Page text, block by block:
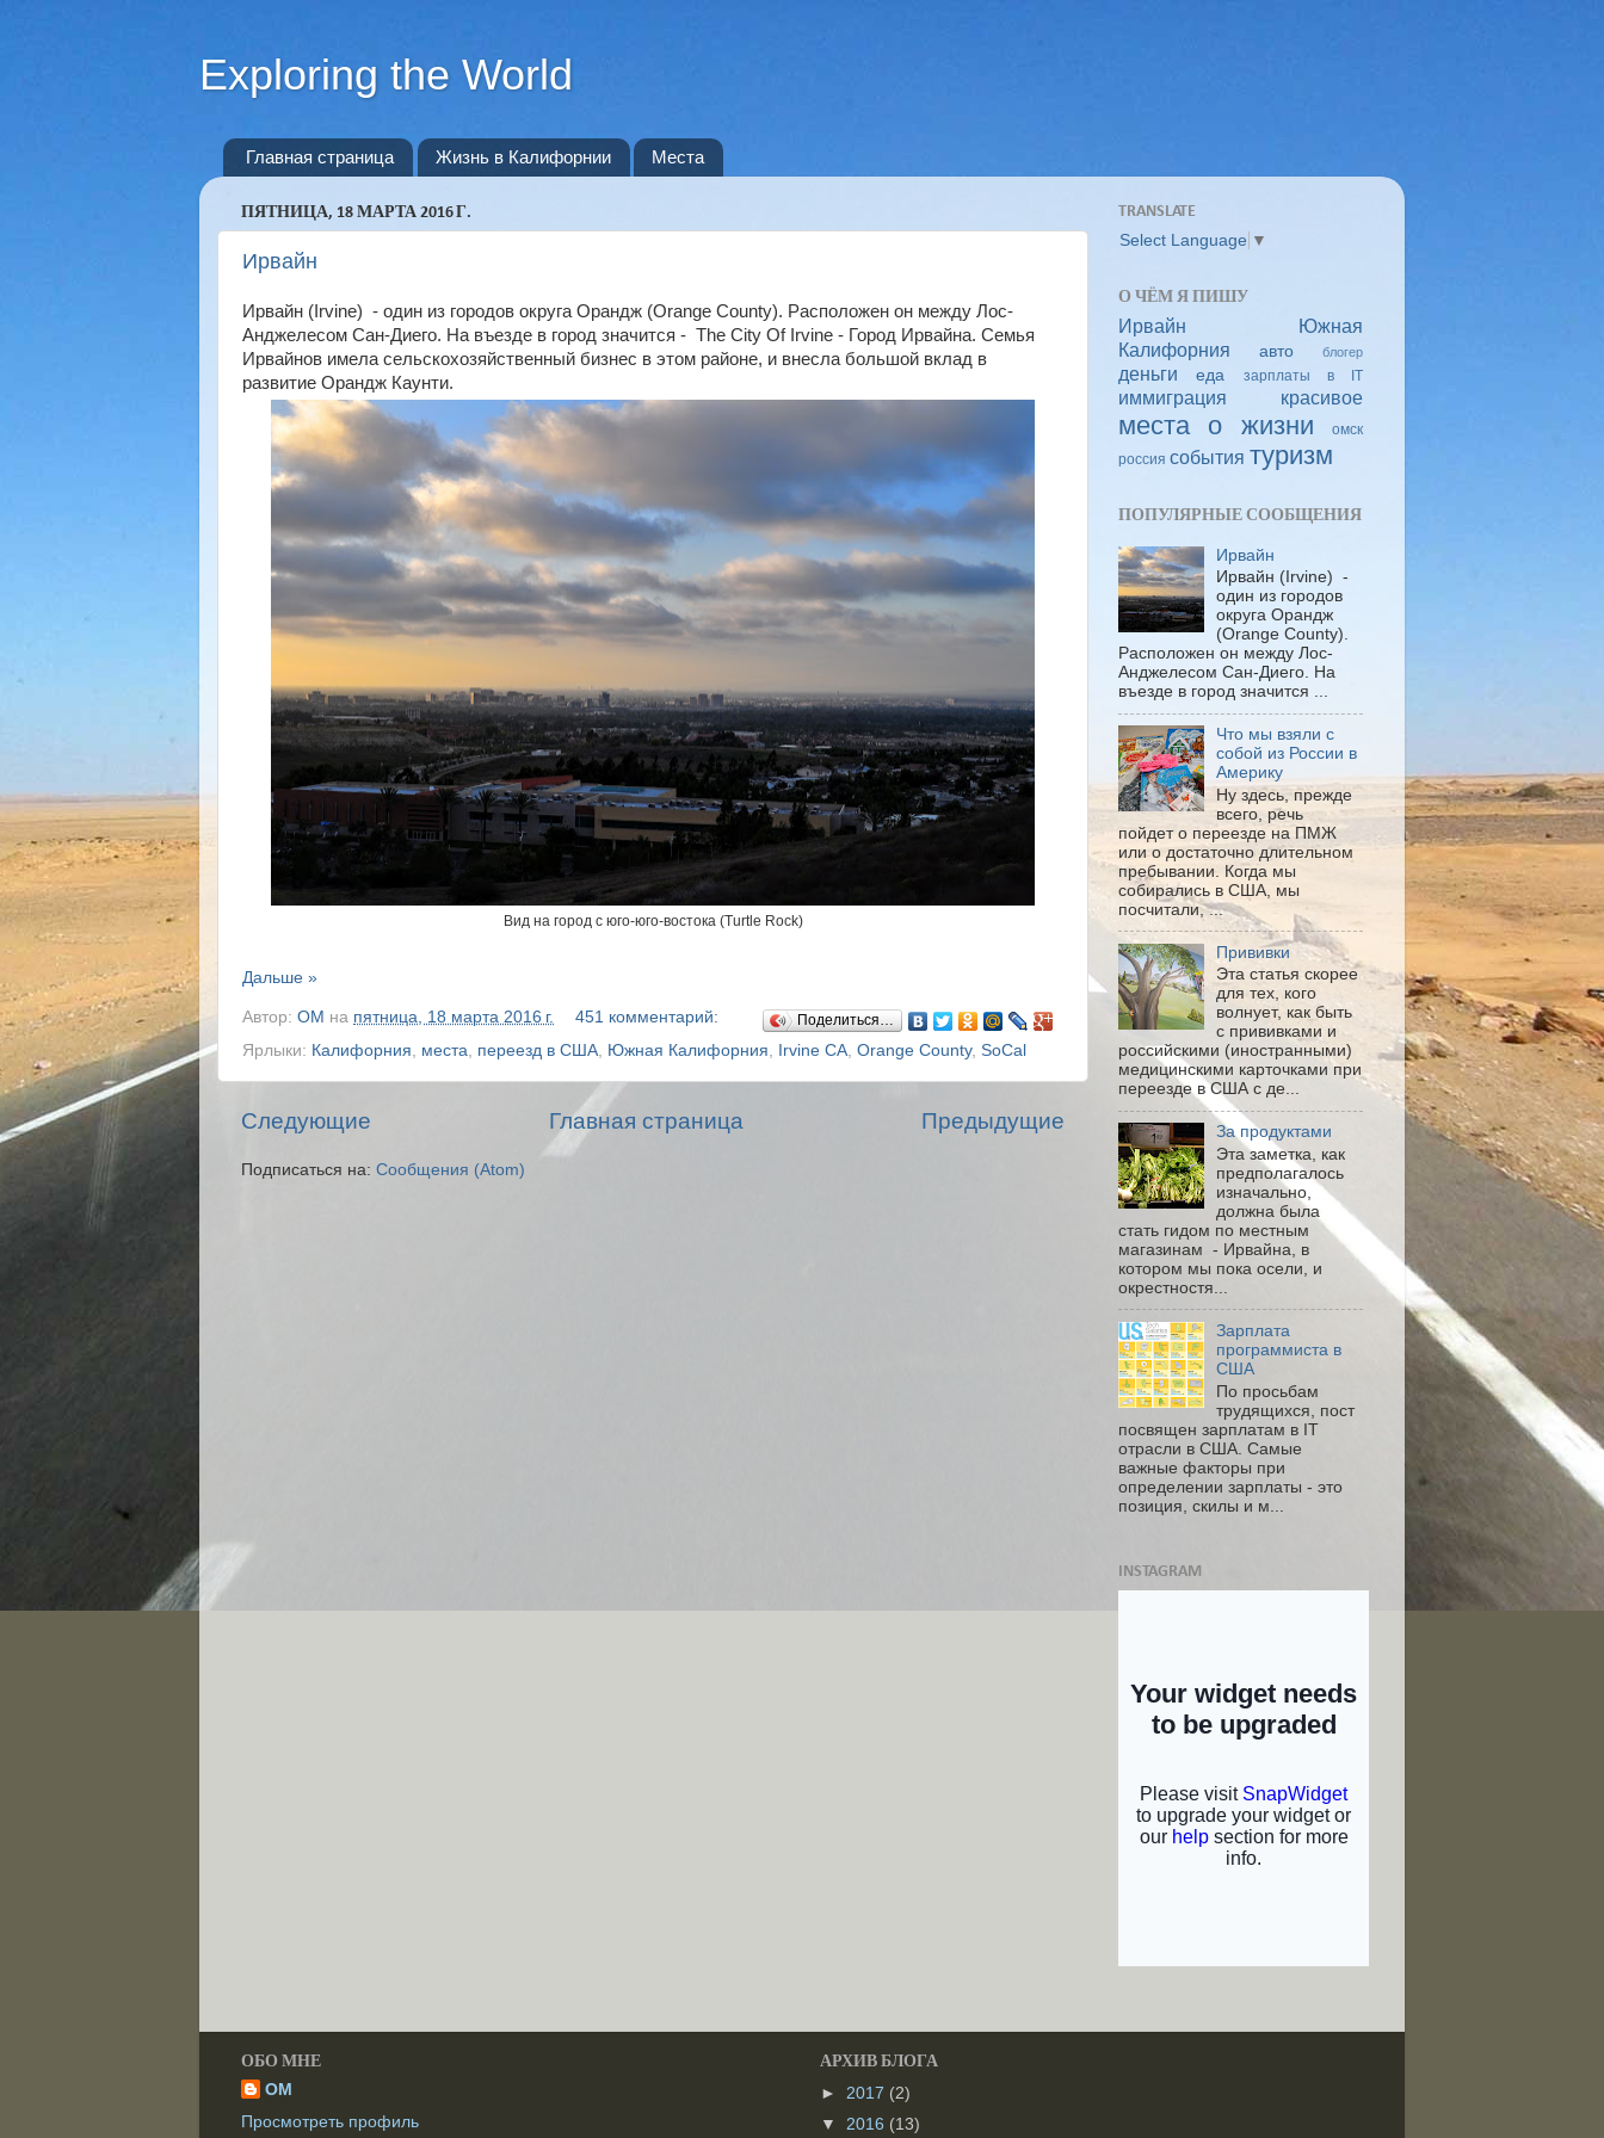
Exploring the World
Главная страница Жизнь в Калифорнии Места
ПЯТНИЦА, 18 МАРТА 2016 Г.
Ирвайн
Ирвайн (Irvine) - один из городов округа Орандж (Orange County). Расположен он между Лос-
Анджелесом Сан-Диего. На въезде в город значится - The City Of Irvine - Город Ирвайна. Семья
Ирвайнов имела сельскохозяйственный бизнес в этом районе, и внесла большой вклад в
развитие Орандж Каунти.
Вид на город с юго-юго-востока (Turtle Rock)
Дальше »
Автор: OM на пятница, 18 марта 2016 г. 451 комментарий: Поделиться…
Ярлыки: Калифорния, места, переезд в США, Южная Калифорния, Irvine CA, Orange County, SoCal
Следующие Предыдущие
Главная страница
Подписаться на: Сообщения (Atom)
TRANSLATE
Select Language ▼
О ЧЁМ Я ПИШУ
Ирвайн
Южная
Калифорния
авто блогер
деньги еда зарплаты в IT
иммиграция красивое
места о жизни
омск
россия события туризм
ПОПУЛЯРНЫЕ СООБЩЕНИЯ
Ирвайн
Ирвайн (Irvine) -
один из городов
округа Орандж
(Orange County).
Расположен он между Лос-
Анджелесом Сан-Диего. На
въезде в город значится ...
Что мы взяли с
собой из России в
Америку
Ну здесь, прежде
всего, речь
пойдет о переезде на ПМЖ
или о достаточно длительном
пребывании. Когда мы
собирались в США, мы
посчитали, ...
Прививки
Эта статья скорее
для тех, кого
волнует, как быть
с прививками и
российскими (иностранными)
медицинскими карточками при
переезде в США с де...
За продуктами
Эта заметка, как
предполагалось
изначально,
должна была
стать гидом по местным
магазинам - Ирвайна, в
котором мы пока осели, и
окрестностя...
Зарплата
программиста в
США
По просьбам
трудящихся, пост
посвящен зарплатам в IT
отрасли в США. Самые
важные факторы при
определении зарплаты - это
позиция, скилы и м...
INSTAGRAM
ОБО МНЕ
OM
Просмотреть профиль
АРХИВ БЛОГА
► 2017 (2)
▼ 2016 (13)